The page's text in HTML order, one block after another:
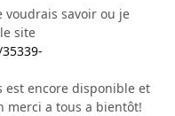
voudrais savoir ou je
site
est encore disponible et
merci a tous a bientôt!